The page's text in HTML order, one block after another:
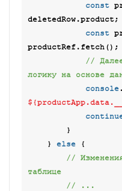
const
deletedRow.product;
const
productRef.fetch();
//
логику на основе
console
    }
else {
//
таблице
// ...